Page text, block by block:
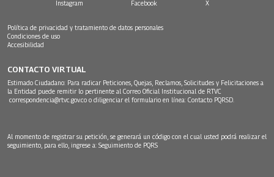
Instagram Facebook X
Política de privacidad y tratamiento de datos personales
Condiciones de uso
Accesibilidad
CONTACTO VIRTUAL
Estimado Ciudadano: Para radicar Peticiones, Quejas, Reclamos, Solicitudes y Felicitaciones a
la Entidad puede remitir lo pertinente al Correo Oficial Institucional de RTVC
correspondencia@rtvc.gov.co o diligenciar el formulario en línea: Contacto PQRSD.
Al momento de registrar su petición, se generará un código con el cual usted podrá realizar el
seguimiento, para ello, ingrese a: Seguimiento de PQRS